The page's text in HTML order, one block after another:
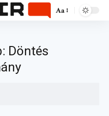
Aa
Döntés